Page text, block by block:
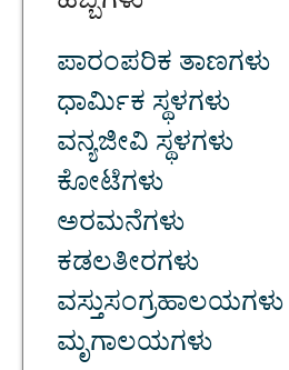
ಪಾರಂಪರಿಕ ತಾಣಗಳು
ಧಾರ್ಮಿಕ ಸ್ಥಳಗಳು
ವನ್ಯಜೀವಿ ಸ್ಥಳಗಳು
ಕೋಟೆಗಳು
ಅರಮನೆಗಳು
ಕಡಲತೀರಗಳು
ವಸ್ತುಸಂಗ್ರಹಾಲಯಗಳು
ಮೃಗಾಲಯಗಳು